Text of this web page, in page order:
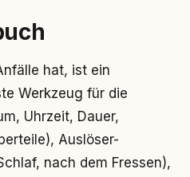
hat, ist ein
Werkzeug für die
Uhrzeit, Dauer,
Auslöser-
nach dem Fressen),